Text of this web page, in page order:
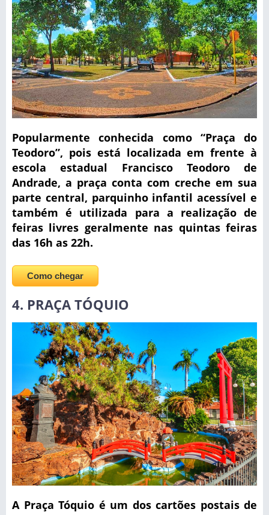
Popularmente conhecida como “Praça do
Teodoro”, pois está localizada em frente à
escola estadual Francisco Teodoro de
Andrade, a praça conta com creche em sua
parte central, parquinho infantil acessível e
também é utilizada para a realização de
feiras livres geralmente nas quintas feiras
das 16h as 22h.
Como chegar
4. PRAÇA TÓQUIO
A Praça Tóquio é um dos cartões postais de